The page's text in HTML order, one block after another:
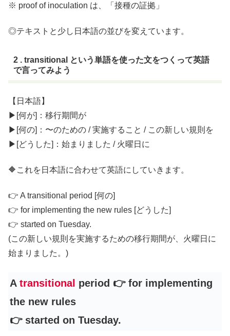
※ proof of inoculation は、「接種の証拠」
◎テキストと少し日本語の並びを変えています。
2 . transitional という単語を使った文をつくって英語
で言ってみよう
【日本語】
▶︎[何が]：移行期間が
▶︎[何の]：〜のための / 実施すること / この新しい規則を
▶︎[どうした]：始まりました / 火曜日に
🔶これを日本語に合わせて英語にしていきます。
👉 A transitional period [何の]
👉 for implementing the new rules [どうした]
👉 started on Tuesday.
(この新しい規則を実施するための移行期間が、火曜日に
始まりました。)
A transitional period 👉 for implementing
the new rules
👉 started on Tuesday.